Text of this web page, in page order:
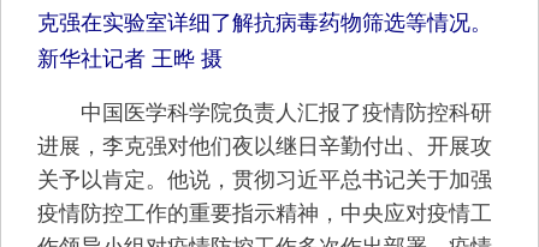
克强在实验室详细了解抗病毒药物筛选等情况。
新华社记者 王晔 摄
中国医学科学院负责人汇报了疫情防控科研
进展，李克强对他们夜以继日辛勤付出、开展攻
关予以肯定。他说，贯彻习近平总书记关于加强
疫情防控工作的重要指示精神，中央应对疫情工